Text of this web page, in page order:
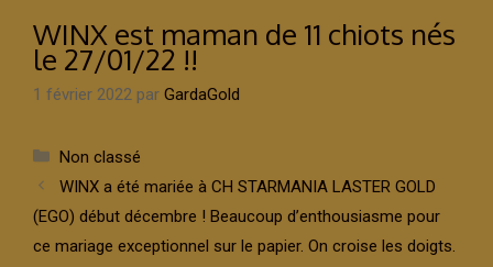
WINX est maman de 11 chiots nés
le 27/01/22 !!
1 février 2022 par GardaGold
Catégories
Non classé
WINX a été mariée à CH STARMANIA LASTER GOLD
(EGO) début décembre ! Beaucoup d’enthousiasme pour
ce mariage exceptionnel sur le papier. On croise les doigts.